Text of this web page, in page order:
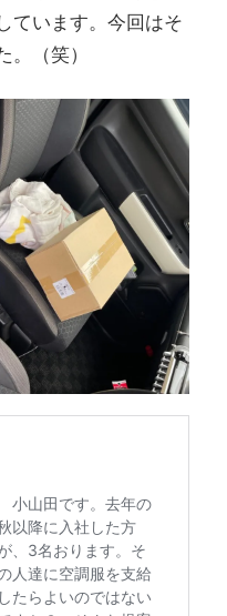
ています。今回はそ
（笑）